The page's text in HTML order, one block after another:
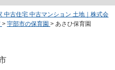
中古住宅 中古マンション 土地｜株式会
> 宇部市の保育園 > あさひ保育園